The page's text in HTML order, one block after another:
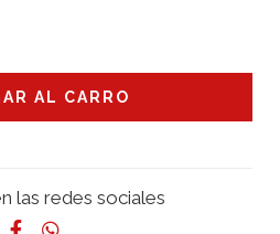
las redes sociales